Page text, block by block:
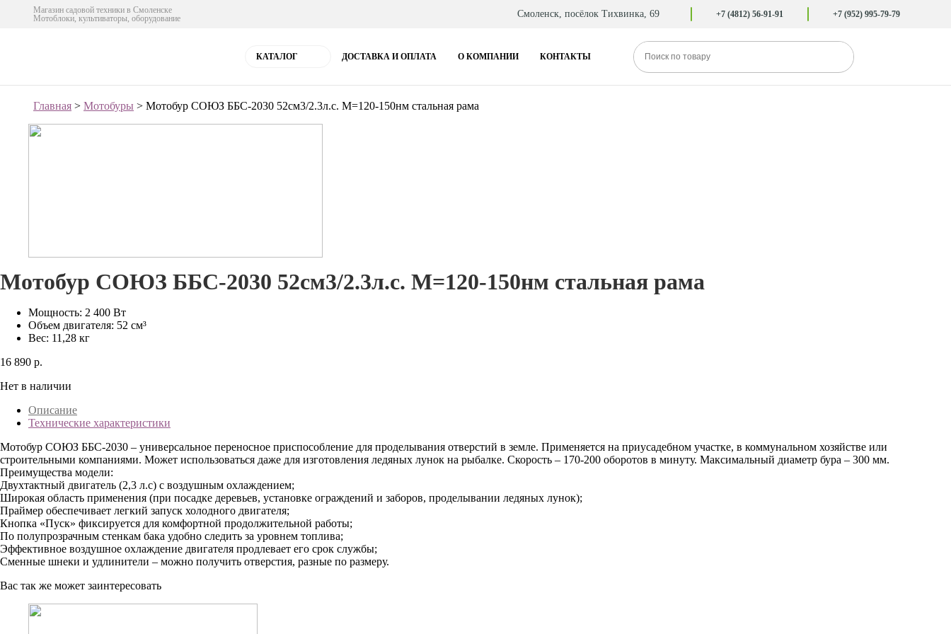
Магазин садовой техники в Смоленске
Мотоблоки, культиваторы, оборудование
Смоленск, посёлок Тихвинка, 69 +7 (4812) 56-91-91 +7 (952) 995-79-79
КАТАЛОГ ДОСТАВКА И ОПЛАТА О КОМПАНИИ КОНТАКТЫ
Главная >Мотобуры > Мотобур СОЮЗ ББС-2030 52см3/2.3л.с. М=120-150нм стальная рама
Мотобур СОЮЗ ББС-2030 52см3/2.3л.с. М=120-150нм стальная рама
Мощность: 2 400 Вт
Объем двигателя: 52 см³
Вес: 11,28 кг
16 890 р.
Нет в наличии
Описание
Технические характеристики
Мотобур СОЮЗ ББС-2030 – универсальное переносное приспособление для проделывания отверстий в земле. Применяется на приусадебном участке, в коммунальном хозяйстве или
строительными компаниями. Может использоваться даже для изготовления ледяных лунок на рыбалке. Скорость – 170-200 оборотов в минуту. Максимальный диаметр бура – 300 мм.
Преимущества модели:
Двухтактный двигатель (2,3 л.с) с воздушным охлаждением;
Широкая область применения (при посадке деревьев, установке ограждений и заборов, проделывании ледяных лунок);
Праймер обеспечивает легкий запуск холодного двигателя;
Кнопка «Пуск» фиксируется для комфортной продолжительной работы;
По полупрозрачным стенкам бака удобно следить за уровнем топлива;
Эффективное воздушное охлаждение двигателя продлевает его срок службы;
Сменные шнеки и удлинители – можно получить отверстия, разные по размеру.
Вас так же может заинтересовать